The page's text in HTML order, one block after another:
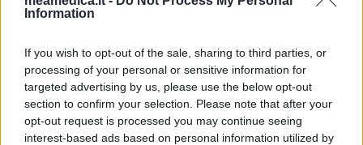
Information
If you wish to opt-out of the sale, sharing to third parties, or
processing of your personal or sensitive information for
targeted advertising by us, please use the below opt-out
section to confirm your selection. Please note that after your
opt-out request is processed you may continue seeing
interest-based ads based on personal information utilized by
sull'ansia. Ho la ta... leggi di più
dai opinione 2 reazioni
Brintellix
08/05/2019 | Uomo | 21